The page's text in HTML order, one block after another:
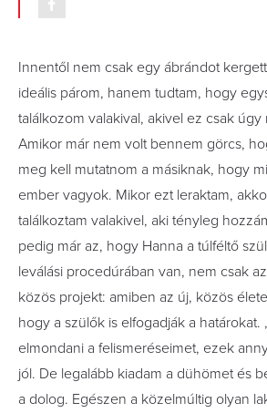
Innentől nem csak egy ábrándot
ideális párom, hanem tudtam, hogy
találkozom valakival, akivel ez csak
Amikor már nem volt bennem görcs,
meg kell mutatnom a másiknak, hogy
ember vagyok. Mikor ezt leraktam,
találkoztam valakivel, aki tényleg
pedig már az, hogy Hanna a túlféltő
leválási procedúrában van, nem csak
közös projekt: amiben az új, közös
hogy a szülők is elfogadják a határokat.
elmondani a felismeréseimet, ezek
jól. De legalább kiadam a dühömet és
a dolog. Egészen a közelmúltig olyan